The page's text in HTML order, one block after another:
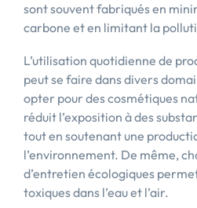
sont souvent fabriqués en
carbone et en limitant la
L’utilisation quotidienne de
peut se faire dans divers
opter pour des cosmétiques
réduit l’exposition à des
tout en soutenant une
l’environnement. De même,
d’entretien écologiques
toxiques dans l’eau et l’air.